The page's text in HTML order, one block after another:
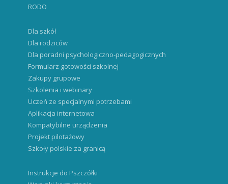
RODO
Dla szkół
Dla rodziców
Dla poradni psychologiczno-pedagogicznych
Formularz gotowości szkolnej
Zakupy grupowe
Szkolenia i webinary
Uczeń ze specjalnymi potrzebami
Aplikacja internetowa
Kompatybilne urządzenia
Projekt pilotażowy
Szkoły polskie za granicą
Instrukcje do Pszczółki